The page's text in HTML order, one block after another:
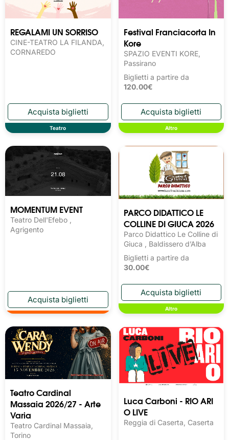
REGALAMI UN SORRISO
CINE-TEATRO LA FILANDA,
CORNAREDO
Teatro
Festival Franciacorta In
Kore
SPAZIO EVENTI KORE,
Passirano
Biglietti a partire da
120.00€
Altro
MOMENTUM EVENT
Teatro Dell'Efebo ,
Agrigento
PARCO DIDATTICO LE
COLLINE DI GIUCA 2026
Parco Didattico Le Colline di
Giuca , Baldissero d’Alba
Biglietti a partire da
30.00€
Altro
Teatro Cardinal
Massaia 2026/27 - Arte
Varia
Teatro Cardinal Massaia,
Torino
Luca Carboni - RIO ARI
O LIVE
Reggia di Caserta, Caserta